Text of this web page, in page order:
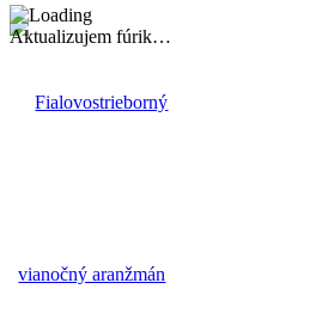
Aktualizujem fúrik…